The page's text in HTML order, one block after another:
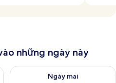
những ngày này
thg 8 10 - thg 8 11
Ngày mai
Kiểm tra lượng phòng ngày